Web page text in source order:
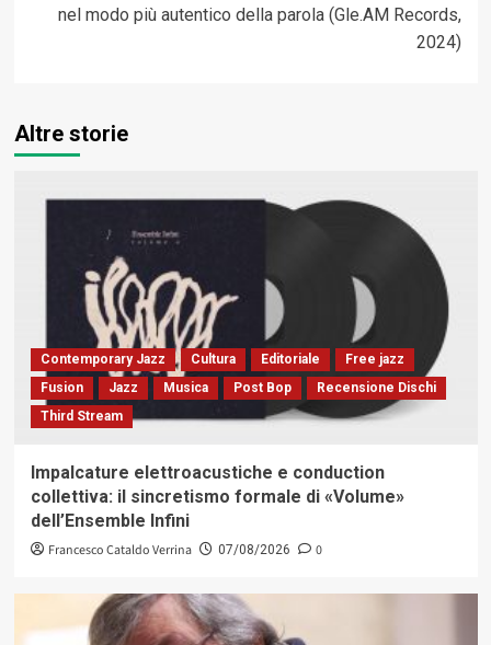
nel modo più autentico della parola (Gle.AM Records,
2024)
Altre storie
Contemporary Jazz Cultura Editoriale
Free jazz
Fusion
Jazz Musica Post Bop
Recensione Dischi
Third Stream
Impalcature elettroacustiche e conduction
collettiva: il sincretismo formale di «Volume»
dell’Ensemble Infini
Francesco Cataldo Verrina 07/08/2026 0